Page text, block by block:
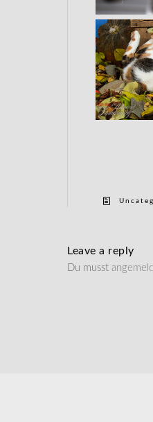
Leave a reply
Du musst